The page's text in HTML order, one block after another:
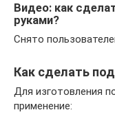
Видео: как
руками?
Снято
Как сделать
Для изготовления
применение: